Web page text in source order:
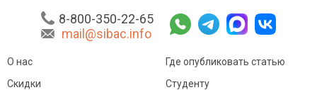
8-800-350-22-65
mail@sibac.info
О нас
Скидки
Где опубликовать статью
Студенту